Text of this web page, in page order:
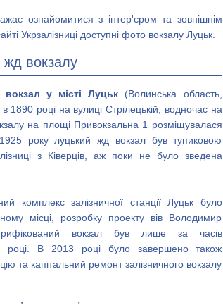
ознайомитися з інтер'єром та зовнішнім
Укрзалізниці доступні фото вокзалу Луцьк.
жд вокзалу
вокзал у місті Луцьк (Волинська область,
1890 році на вулиці Стрілецькій, водночас на
на площі Привокзальна 1 розміщувалася
року луцький жд вокзал був тупиковою
з Ківерців, аж поки не було зведена
комплекс залізничної станції Луцьк було
місці, розробку проекту вів Володимир
вокзал був лише за часів
році. В 2013 році було завершено також
та капітальний ремонт залізничного вокзалу